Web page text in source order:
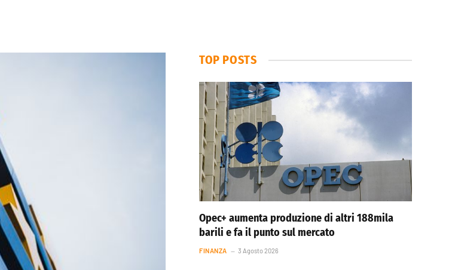
TOP POSTS
Opec+ aumenta produzione di altri 188mila
barili e fa il punto sul mercato
FINANZA 3 Agosto 2026